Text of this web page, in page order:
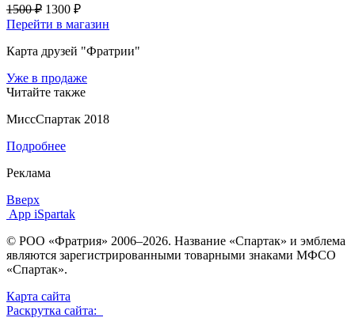
1500 ₽ 1300 ₽
Перейти в магазин
Карта друзей "Фратрии"
Уже в продаже
Читайте также
МиссСпартак 2018
Подробнее
Реклама
Вверх
App iSpartak
© РОО «Фратрия» 2006–2026. Название «Спартак» и эмблема
являются зарегистрированными товарными знаками МФСО
«Спартак».
Карта сайта
Раскрутка сайта: